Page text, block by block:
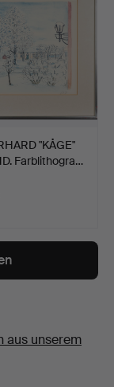
"KÅGE"
Farblithogra…
aus unserem